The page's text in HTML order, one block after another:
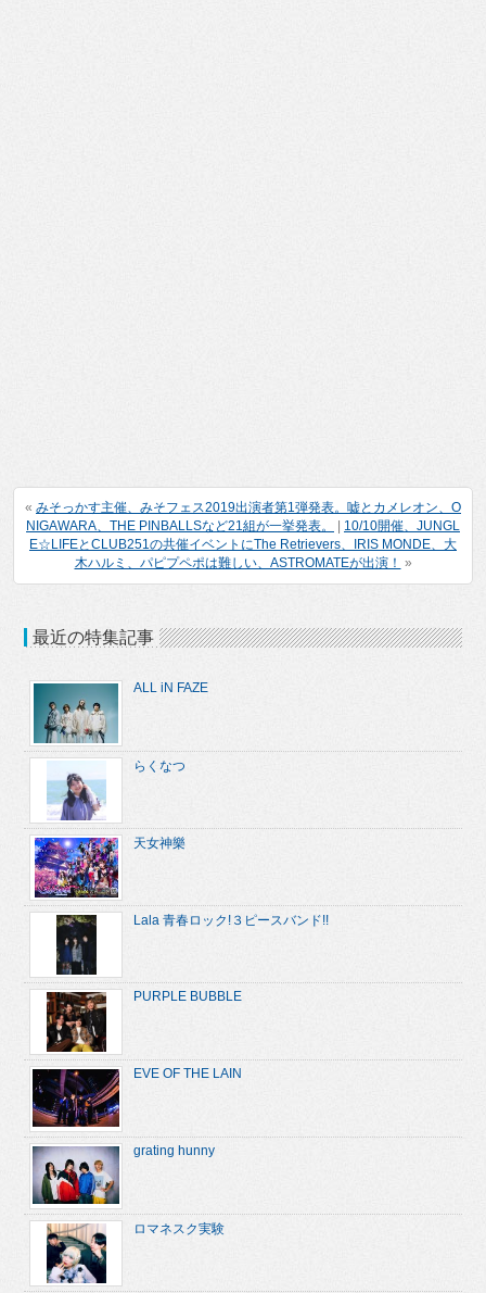
« みそっかす主催、みそフェス2019出演者第1弾発表。嘘とカメレオン、O
NIGAWARA、THE PINBALLSなど21組が一挙発表。
| 10/10開催、JUNGL
E☆LIFEとCLUB251の共催イベントにThe Retrievers、IRIS MONDE、大
木ハルミ、パピプペポは難しい、ASTROMATEが出演！ »
最近の特集記事
ALL iN FAZE
らくなつ
天女神樂
Lala 青春ロック!３ピースバンド!!
PURPLE BUBBLE
EVE OF THE LAIN
grating hunny
ロマネスク実験